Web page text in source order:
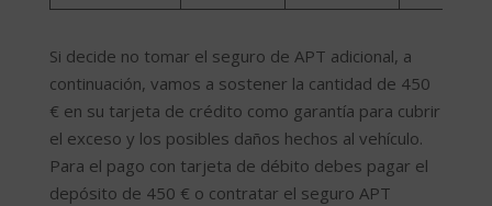
Si decide no tomar el seguro de APT adicional, a
continuación, vamos a sostener la cantidad de 450
€ en su tarjeta de crédito como garantía para cubrir
el exceso y los posibles daños hechos al vehículo.
Para el pago con tarjeta de débito debes pagar el
depósito de 450 € o contratar el seguro APT